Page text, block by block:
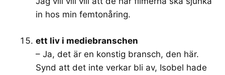
in hos min femtonåring.
ett liv i mediebranschen
– Ja, det är en konstig bransch, den här.
Synd att det inte verkar bli av, Isobel hade